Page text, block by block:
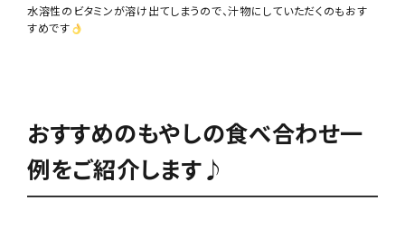
水溶性のビタミンが溶け出てしまうので、汁物にしていただくのもおす
すめです
おすすめのもやしの食べ合わせ一
例をご紹介します♪